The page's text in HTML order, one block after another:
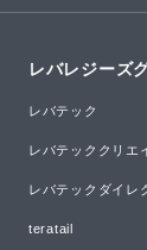
レバレジーズ
レバテック
レバテッククリエ
レバテックダイレ
teratail